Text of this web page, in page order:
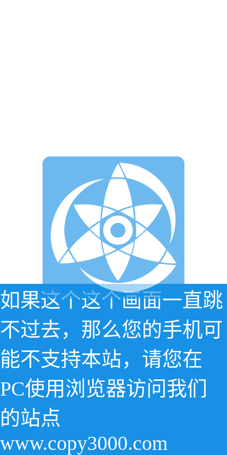
如果这个这个画面一直跳
不过去，那么您的手机可
能不支持本站，请您在
PC使用浏览器访问我们
的站点
www.copy3000.com